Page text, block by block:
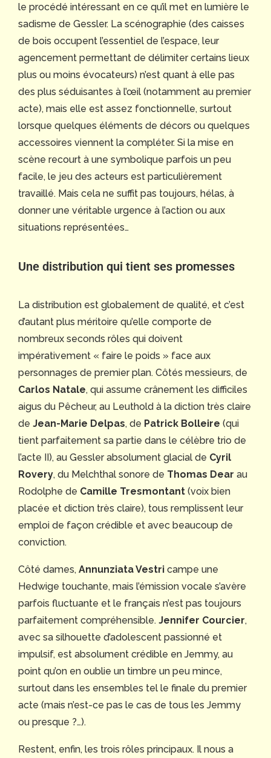
le procédé intéressant en ce qu’il met en lumière le
sadisme de Gessler. La scénographie (des caisses
de bois occupent l’essentiel de l’espace, leur
agencement permettant de délimiter certains lieux
plus ou moins évocateurs) n’est quant à elle pas
des plus séduisantes à l’œil (notamment au premier
acte), mais elle est assez fonctionnelle, surtout
lorsque quelques éléments de décors ou quelques
accessoires viennent la compléter. Si la mise en
scène recourt à une symbolique parfois un peu
facile, le jeu des acteurs est particulièrement
travaillé. Mais cela ne suffit pas toujours, hélas, à
donner une véritable urgence à l’action ou aux
situations représentées…
Une distribution qui tient ses promesses
La distribution est globalement de qualité, et c’est
d’autant plus méritoire qu’elle comporte de
nombreux seconds rôles qui doivent
impérativement « faire le poids » face aux
personnages de premier plan. Côtés messieurs, de
Carlos Natale, qui assume crânement les difficiles
aigus du Pêcheur, au Leuthold à la diction très claire
de Jean-Marie Delpas, de Patrick Bolleire (qui
tient parfaitement sa partie dans le célèbre trio de
l’acte II), au Gessler absolument glacial de Cyril
Rovery, du Melchthal sonore de Thomas Dear au
Rodolphe de Camille Tresmontant (voix bien
placée et diction très claire), tous remplissent leur
emploi de façon crédible et avec beaucoup de
conviction.
Côté dames, Annunziata Vestri campe une
Hedwige touchante, mais l’émission vocale s’avère
parfois fluctuante et le français n’est pas toujours
parfaitement compréhensible. Jennifer Courcier,
avec sa silhouette d’adolescent passionné et
impulsif, est absolument crédible en Jemmy, au
point qu’on en oublie un timbre un peu mince,
surtout dans les ensembles tel le finale du premier
acte (mais n’est-ce pas le cas de tous les Jemmy
ou presque ?…).
Restent, enfin, les trois rôles principaux. Il nous a